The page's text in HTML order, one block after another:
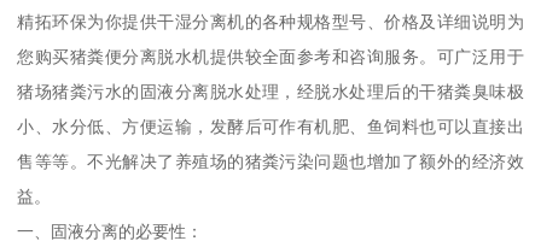
精拓环保为你提供干湿分离机的各种规格型号、价格及详细说明为
您购买猪粪便分离脱水机提供较全面参考和咨询服务。可广泛用于
猪场猪粪污水的固液分离脱水处理，经脱水处理后的干猪粪臭味极
小、水分低、方便运输，发酵后可作有机肥、鱼饲料也可以直接出
售等等。不光解决了养殖场的猪粪污染问题也增加了额外的经济效
益。
一、固液分离的必要性：